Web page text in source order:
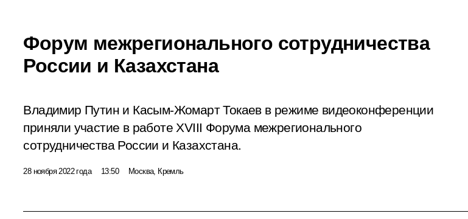
Форум межрегионального сотрудничества
России и Казахстана
Владимир Путин и Касым-Жомарт Токаев в режиме видеоконференции
приняли участие в работе XVIII Форума межрегионального
сотрудничества России и Казахстана.
28 ноября 2022 года 13:50 Москва, Кремль